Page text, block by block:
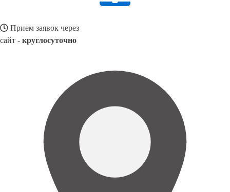
Прием заявок через
сайт - круглосуточно